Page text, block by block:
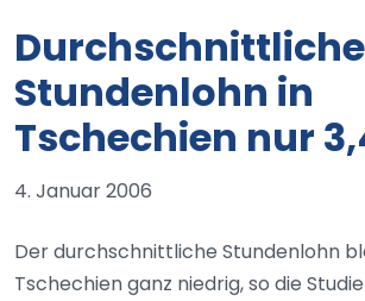
Stundenlohn in
Tschechien nur
4. Januar 2006
Der durchschnittliche Stundenlohn
Tschechien ganz niedrig, so die